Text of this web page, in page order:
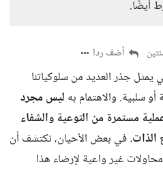
أيضًا.
أضف ردا
يمثل جذر العديد من سلوكياتنا
أو سلبية. والاهتمام به ليس مجرد
مستمرة من التوعية والشفاء
الذات.في بعض الأحيان، نكتشف أن
غير واعية لإرضاء هذا